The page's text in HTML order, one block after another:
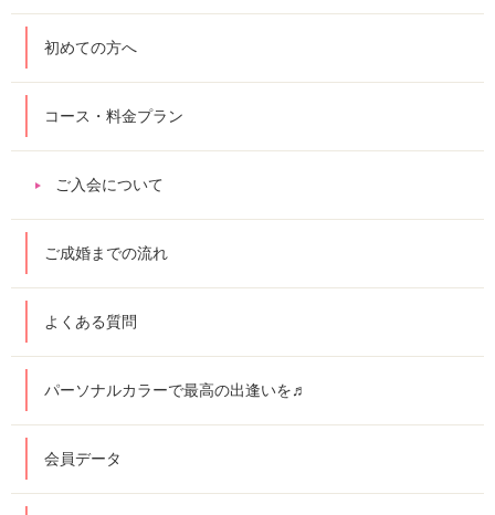
初めての方へ
コース・料金プラン
ご入会について
ご成婚までの流れ
よくある質問
パーソナルカラーで最高の出逢いを♬
会員データ